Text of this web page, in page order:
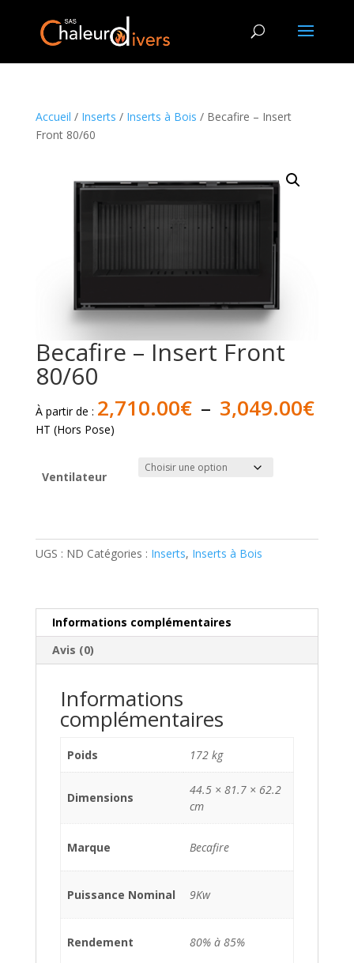
Accueil / Inserts / Inserts à Bois / Becafire – Insert
Front 80/60
Becafire – Insert Front
80/60
À partir de : 2,710.00€ – 3,049.00€
de
HT (Hors Pose)
Ventilateur
Becafire
Front
80/60
UGS : ND Catégories : Inserts, Inserts à Bois
Informations complémentaires
Avis (0)
Informations
complémentaires
Poids 172 kg
Dimensions
44.5 × 81.7 × 62.2
cm
Marque Becafire
Puissance Nominal 9Kw
Rendement 80% à 85%